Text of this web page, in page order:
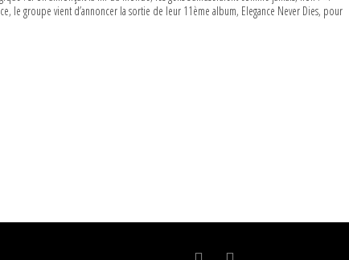
le groupe vient d’annoncer la sortie de leur 11ème album, Elegance Never Dies, pour